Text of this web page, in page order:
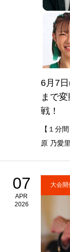
6月7
まで
戦！
【１分
原 乃愛
07
APR
2026
大会開